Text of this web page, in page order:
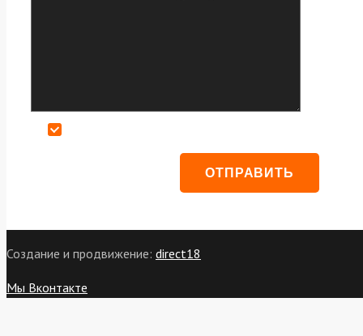
Создание и продвижение: direct18
Мы Вконтакте